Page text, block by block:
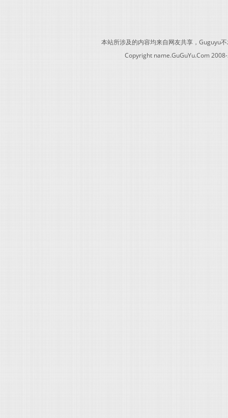
本站所涉及的内容均来自网友共享，Guguyu
Copyright name.GuGuYu.Com